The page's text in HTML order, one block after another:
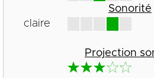
Sonorité
claire
Projection